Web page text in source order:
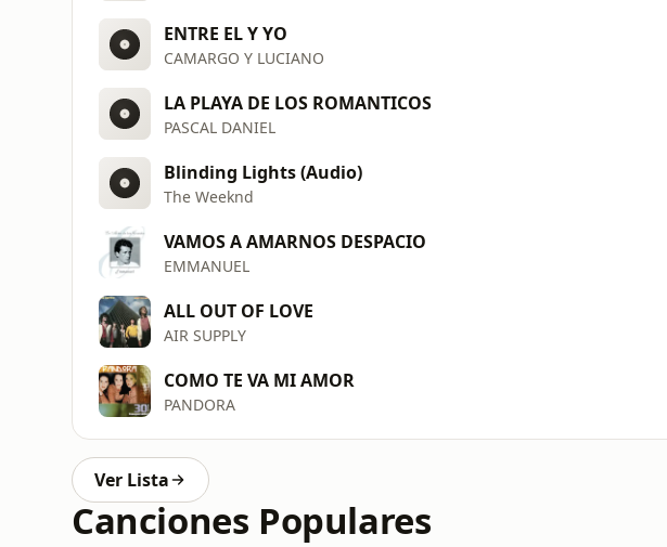
ENTRE EL Y YO
CAMARGO Y LUCIANO
LA PLAYA DE LOS ROMANTICOS
PASCAL DANIEL
Blinding Lights (Audio)
The Weeknd
VAMOS A AMARNOS DESPACIO
EMMANUEL
ALL OUT OF LOVE
AIR SUPPLY
COMO TE VA MI AMOR
PANDORA
Ver Lista
Canciones Populares